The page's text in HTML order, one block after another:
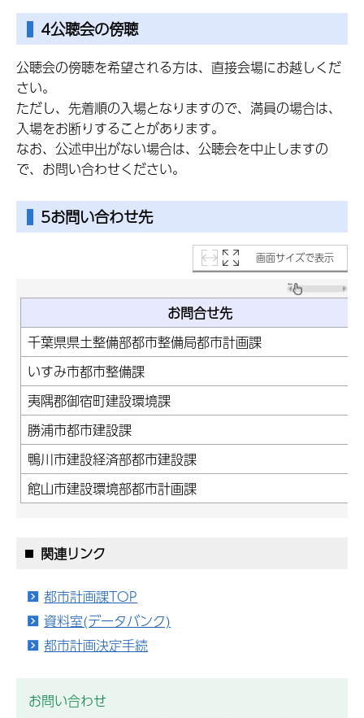
4公聴会の傍聴
公聴会の傍聴を希望される方は、直接会場にお越しくだ
さい。
ただし、先着順の入場となりますので、満員の場合は、
入場をお断りすることがあります。
なお、公述申出がない場合は、公聴会を中止しますの
で、お問い合わせください。
5お問い合わせ先
画面サイズで表示
お問合せ先
千葉県県土整備部都市整備局都市計画課
いすみ市都市整備課
夷隅郡御宿町建設環境課
勝浦市都市建設課
鴨川市建設経済部都市建設課
館山市建設環境部都市計画課
関連リンク
都市計画課TOP
資料室(データバンク)
都市計画決定手続
お問い合わせ